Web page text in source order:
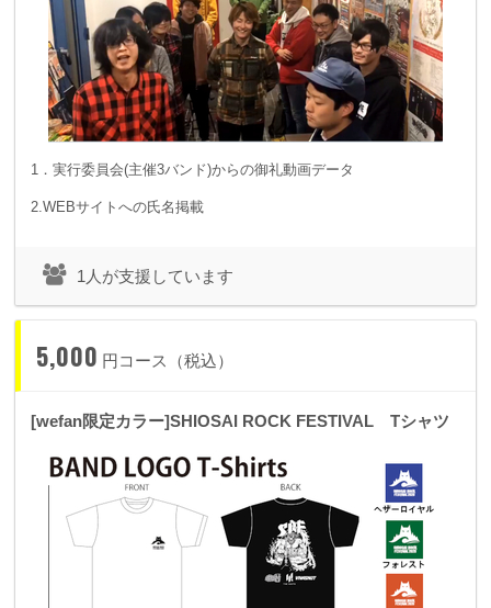
1．実行委員会(主催3バンド)からの御礼動画データ
2.WEBサイトへの氏名掲載
1人が支援しています
5,000 円コース（税込）
[wefan限定カラー]SHIOSAI ROCK FESTIVAL Tシャツ